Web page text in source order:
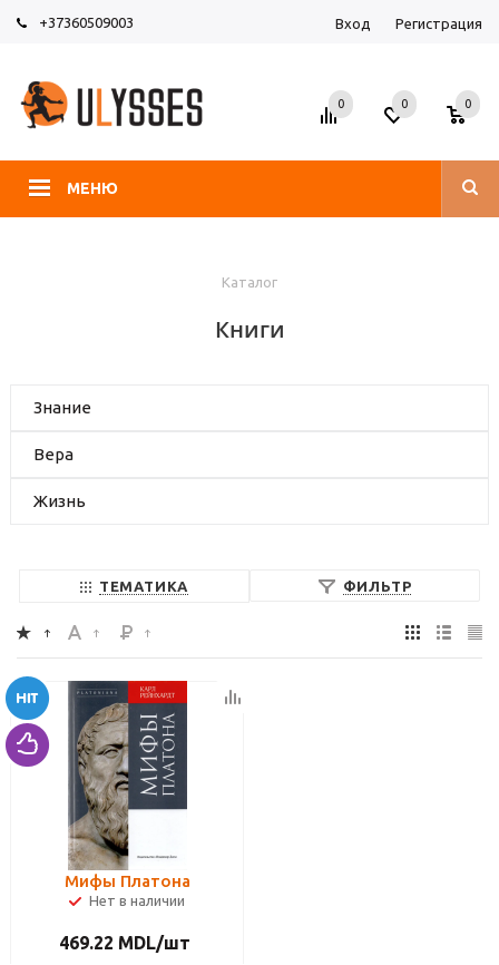
+37360509003 Вход Регистрация
МЕНЮ
0 0 0
Каталог
Книги
Знание
Вера
Жизнь
ТЕМАТИКА ФИЛЬТР
Мифы Платона
Нет в наличии
469.22 MDL/шт